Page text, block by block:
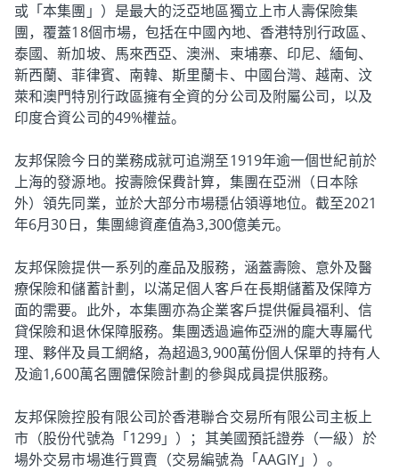
或「本集團」）是最大的泛亞地區獨立上市人壽保險集
團，覆蓋18個市場，包括在中國內地、香港特別行政區、
泰國、新加坡、馬來西亞、澳洲、柬埔寨、印尼、緬甸、
新西蘭、菲律賓、南韓、斯里蘭卡、中國台灣、越南、汶
萊和澳門特別行政區擁有全資的分公司及附屬公司，以及
印度合資公司的49%權益。
友邦保險今日的業務成就可追溯至1919年逾一個世紀前於
上海的發源地。按壽險保費計算，集團在亞洲（日本除
外）領先同業，並於大部分市場穩佔領導地位。截至2021
年6月30日，集團總資產值為3,300億美元。
友邦保險提供一系列的產品及服務，涵蓋壽險、意外及醫
療保險和儲蓄計劃，以滿足個人客戶在長期儲蓄及保障方
面的需要。此外，本集團亦為企業客戶提供僱員福利、信
貸保險和退休保障服務。集團透過遍佈亞洲的龐大專屬代
理、夥伴及員工網絡，為超過3,900萬份個人保單的持有人
及逾1,600萬名團體保險計劃的參與成員提供服務。
友邦保險控股有限公司於香港聯合交易所有限公司主板上
市（股份代號為「1299」）；其美國預託證券（一級）於
場外交易市場進行買賣（交易編號為「AAGIY」）。